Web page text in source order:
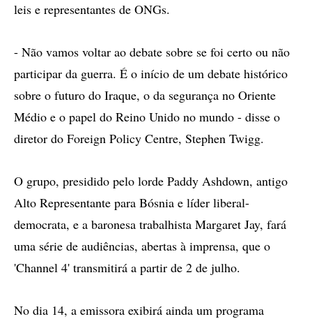
leis e representantes de ONGs.
- Não vamos voltar ao debate sobre se foi certo ou não
participar da guerra. É o início de um debate histórico
sobre o futuro do Iraque, o da segurança no Oriente
Médio e o papel do Reino Unido no mundo - disse o
diretor do Foreign Policy Centre, Stephen Twigg.
O grupo, presidido pelo lorde Paddy Ashdown, antigo
Alto Representante para Bósnia e líder liberal-
democrata, e a baronesa trabalhista Margaret Jay, fará
uma série de audiências, abertas à imprensa, que o
'Channel 4' transmitirá a partir de 2 de julho.
No dia 14, a emissora exibirá ainda um programa